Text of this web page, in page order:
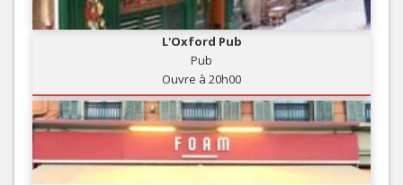
L'Oxford Pub
Pub
Ouvre à 20h00